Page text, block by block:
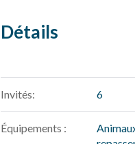
Détails
Invités: 6
Équipements :